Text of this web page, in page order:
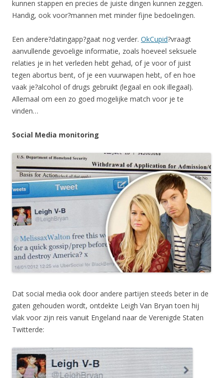
kunnen stappen en precies de juiste dingen kunnen zeggen.
Handig, ook voor?mannen met minder fijne bedoelingen.
Een andere?datingapp?gaat nog verder. OkCupid?vraagt
aanvullende gevoelige informatie, zoals hoeveel seksuele
relaties je in het verleden hebt gehad, of je voor of juist
tegen abortus bent, of je een vuurwapen hebt, of en hoe
vaak je?alcohol of drugs gebruikt (legaal en ook illegaal).
Allemaal om een zo goed mogelijke match voor je te
vinden…
Social Media monitoring
Dat social media ook door andere partijen steeds beter in de
gaten gehouden wordt, ontdekte Leigh Van Bryan toen hij
vlak voor zijn reis vanuit Engeland naar de Verenigde Staten
Twitterde: